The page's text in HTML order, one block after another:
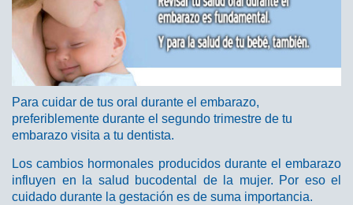
Para cuidar de tus oral durante el embarazo,
preferiblemente durante el segundo trimestre de tu
embarazo visita a tu dentista.
Los cambios hormonales producidos durante el embarazo
influyen en la salud bucodental de la mujer. Por eso el
cuidado durante la gestación es de suma importancia.